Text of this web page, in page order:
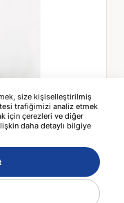
size kişiselleştirilmiş
trafiğimizi analiz etmek
için çerezleri ve diğer
daha detaylı bilgiye
(EKSTRA